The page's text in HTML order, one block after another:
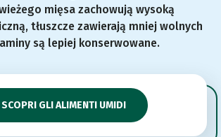
mięsa zachowują wysoką
tłuszcze zawierają mniej wolnych
są lepiej konserwowane.
SCOPRI GLI ALIMENTI UMIDI